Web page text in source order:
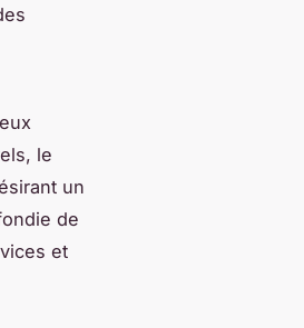
le
un
de
et